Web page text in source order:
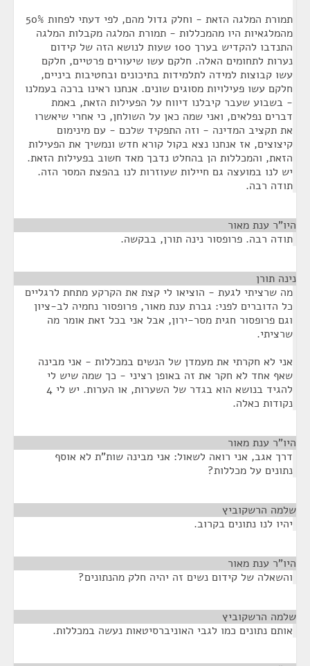
תמורת המלגה הזאת - וחלק גדול מהם, לפי דעתי לפחות 50%
מהמלגאיות היו מהמכללות - תמורת המלגה מקבלות המלגה
התנדבו להקדיש בערך 100 שעות לנושא הזה של קידום
נערות לתחומים האלה. חלקם עשו שיעורים פרטיים, חלקם
עשו קבוצות למידה לתלמידות בתיכונים ובחטיבות ביניים,
חלקם עשו פעילויות מסוגים שונים. אנחנו ראינו ברכה בעמלנו
- בשבוע שעבר קיבלנו דיווח על הפעילות הזאת, באמת
דברים נפלאים, ואני שמה כאן על השולחן, כי אחרי שיאשרו
את תקציב המדינה - וזה התפקיד שלכם - עם מינימום
קיצוצים, אז אנחנו נצא בקול קורא חדש ונמשיך את הפעילות
הזאת, והמכללות הן בהחלט נדבך מאד חשוב בפעילות הזאת.
יש לנו במועצה גם חיילות שעוזרות לנו בהפצת המסר הזה.
תודה רבה.
היו"ר ענת מאור
תודה רבה. פרופסור נינה תורן, בבקשה.
נינה תורן
מה שרציתי לגעת - הוציאו לי קצת את הקרקע מתחת לרגליים
כל הדוברים לפני: גברת ענת מאור, פרופסור נחמיה לב-ציון
וגם פרופסור חגית מסר-ירון, אבל אני בכל זאת אומר מה
שרציתי.
אני לא חקרתי את מעמדן של הנשים במכללות - אני מבינה
שאף אחד לא חקר את זה באופן רציני - כך שמה שיש לי
להגיד בנושא הוא בגדר של השערות, או הערות. יש לי 4
נקודות כאלה.
היו"ר ענת מאור
דרך אגב, אני רואה לשאול: אני מבינה שות"ת לא אוסף
נתונים על מכללות?
שלמה הרשקוביץ
יהיו לנו נתונים בקרוב.
היו"ר ענת מאור
והשאלה של קידום נשים זה יהיה חלק מהנתונים?
שלמה הרשקוביץ
אותם נתונים כמו לגבי האוניברסיטאות נעשה במכללות.